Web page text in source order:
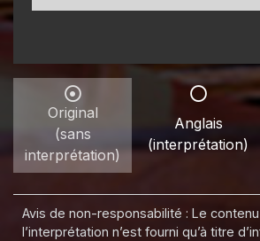
Original
(sans
interprétation)
Anglais
(interprétation)
Avis de non-responsabilité : Le
l’interprétation n’est fourni qu’à titre